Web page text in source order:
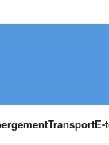
Transport